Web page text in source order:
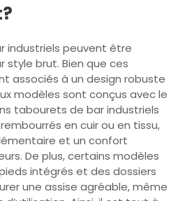
industriels peuvent être
style brut. Bien que ces
associés à un design robuste
modèles sont conçus avec le
tabourets de bar industriels
en cuir ou en tissu,
et un confort
De plus, certains modèles
intégrés et des dossiers
une assise agréable, même